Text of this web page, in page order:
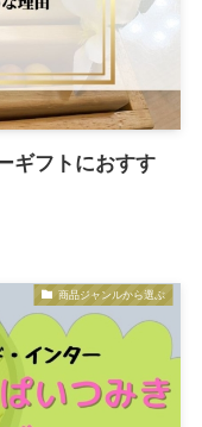
ギフトにおすす
商品ジャンルから選ぶ